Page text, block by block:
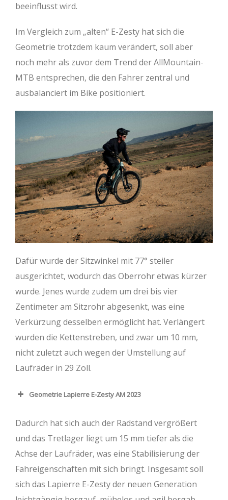
beeinflusst wird.
Im Vergleich zum „alten“ E-Zesty hat sich die
Geometrie trotzdem kaum verändert, soll aber
noch mehr als zuvor dem Trend der AllMountain-
MTB entsprechen, die den Fahrer zentral und
ausbalanciert im Bike positioniert.
Dafür wurde der Sitzwinkel mit 77° steiler
ausgerichtet, wodurch das Oberrohr etwas kürzer
wurde. Jenes wurde zudem um drei bis vier
Zentimeter am Sitzrohr abgesenkt, was eine
Verkürzung desselben ermöglicht hat. Verlängert
wurden die Kettenstreben, und zwar um 10 mm,
nicht zuletzt auch wegen der Umstellung auf
Laufräder in 29 Zoll.
Geometrie Lapierre E-Zesty AM 2023
Oberrohr (mm)
576 603 625
652
Steuerrohr (mm)
110 120 130
140
Lenkwinkel (°)
65
Dadurch hat sich auch der Radstand vergrößert
und das Tretlager liegt um 15 mm tiefer als die
Achse der Laufräder, was eine Stabilisierung der
Fahreigenschaften mit sich bringt. Insgesamt soll
sich das Lapierre E-Zesty der neuen Generation